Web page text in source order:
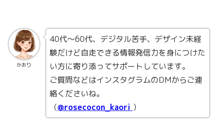
かおり
40代〜60代、デジタル苦手、デザイン未経
験だけど自走できる情報発信力を身につけた
い方に寄り添ってサポートしています。
ご質問などはインスタグラムのDMからご連
絡くださいね。
（@rosecocon_kaori ）